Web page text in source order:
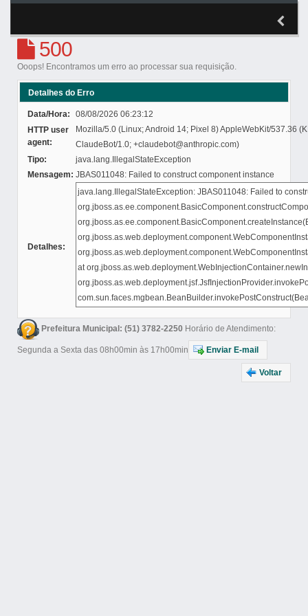
500
Ooops! Encontramos um erro ao processar sua requisição.
Detalhes do Erro
Data/Hora:
08/08/2026 06:23:12
HTTP user
agent:
Mozilla/5.0 (Linux; Android 14; Pixel 8) AppleWebKit/537.36
ClaudeBot/1.0; +claudebot@anthropic.com)
Tipo:
java.lang.IllegalStateException
Mensagem: JBAS011048: Failed to construct component instance
Detalhes:
Prefeitura Municipal: (51) 3782-2250 Horário de Atendimento:
Segunda a Sexta das 08h00min às 17h00min Enviar E-mail
Voltar